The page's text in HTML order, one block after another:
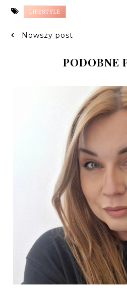
LIFESTYLE
Nowszy post
PODOBNE